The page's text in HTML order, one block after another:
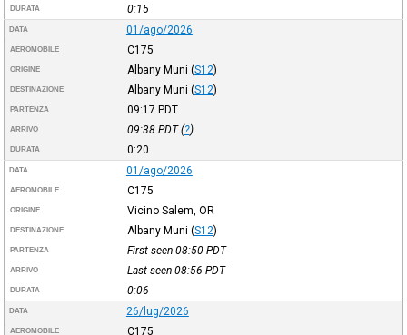
DURATA 0:15
DATA 01/ago/2026
AEROMOBILE C175
ORIGINE Albany Muni (S12)
DESTINAZIONE Albany Muni (S12)
PARTENZA 09:17 PDT
ARRIVO 09:38 PDT(?)
DURATA 0:20
DATA 01/ago/2026
AEROMOBILE C175
ORIGINE Vicino Salem, OR
DESTINAZIONE Albany Muni (S12)
PARTENZA First seen 08:50 PDT
ARRIVO Last seen 08:56 PDT
DURATA 0:06
DATA 26/lug/2026
AEROMOBILE C175